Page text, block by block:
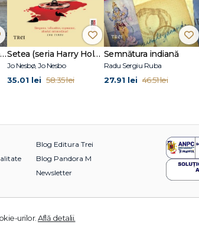
Dansează când îți vine să plângi Setea (seria Harry Hole, vol. 11)
Jo Nesbø, Jo Nesbo
35.01 lei 58.35 lei
Semnătura indiană
Radu Sergiu Ruba
27.91 lei 46.51 lei
Blog Editura Trei
Blog Pandora M
Newsletter
urilor. Află detalii.